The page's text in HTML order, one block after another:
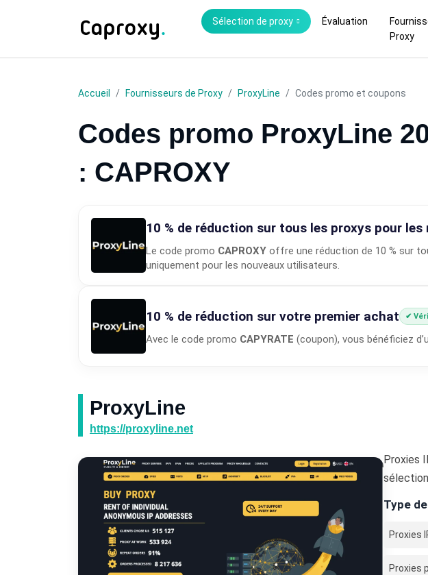
Sélection de proxy Évaluation
Proxy
Accueil Fournisseurs de Proxy ProxyLine Codes promo et coupons
Codes promo ProxyLine
: CAPROXY
10 % de réduction sur tous les proxys pour
Le code promo CAPROXY offre une réduction de 10 % sur
uniquement pour les nouveaux utilisateurs.
10 % de réduction sur votre premier achat ✔
Avec le code promo CAPYRATE (coupon), vous bénéficiez
ProxyLine
https://proxyline.net
Proxies
Type
Proxies
Proxies